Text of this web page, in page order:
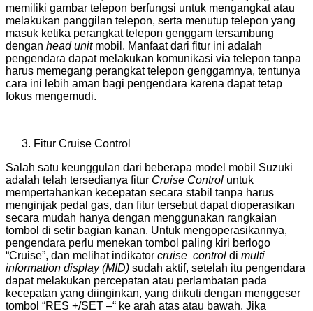
memiliki gambar telepon berfungsi untuk mengangkat atau
melakukan panggilan telepon, serta menutup telepon yang
masuk ketika perangkat telepon genggam tersambung
dengan head unitmobil. Manfaat dari fitur ini adalah
pengendara dapat melakukan komunikasi via telepon tanpa
harus memegang perangkat telepon genggamnya, tentunya
cara ini lebih aman bagi pengendara karena dapat tetap
fokus mengemudi.
Fitur Cruise Control
Salah satu keunggulan dari beberapa model mobil Suzuki
adalah telah tersedianya fitur Cruise Control untuk
mempertahankan kecepatan secara stabil tanpa harus
menginjak pedal gas, dan fitur tersebut dapat dioperasikan
secara mudah hanya dengan menggunakan rangkaian
tombol di setir bagian kanan. Untuk mengoperasikannya,
pengendara perlu menekan tombol paling kiri berlogo
“Cruise”, dan melihat indikator cruise control di multi
information display (MID) sudah aktif, setelah itu pengendara
dapat melakukan percepatan atau perlambatan pada
kecepatan yang diinginkan, yang diikuti dengan menggeser
tombol “RES +/SET –“ ke arah atas atau bawah. Jika